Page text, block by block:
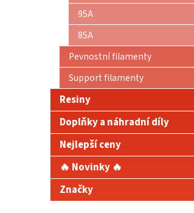
95A
85A
Pevnostní filamenty
Support filamenty
Resiny
Doplňky a náhradní díly
Nejlepší ceny
🔥 Novinky 🔥
Značky